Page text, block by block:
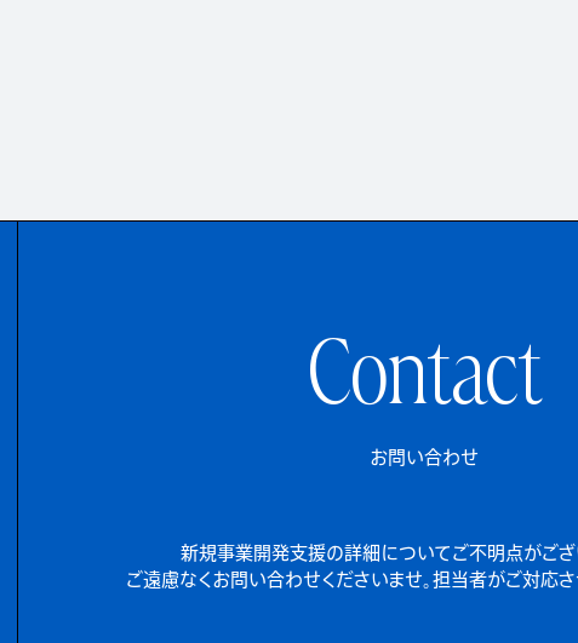
Contact
お問い合わせ
新規事業開発支援の詳細についてご不明点がござ
ご遠慮なくお問い合わせくださいませ。担当者がご対応さ